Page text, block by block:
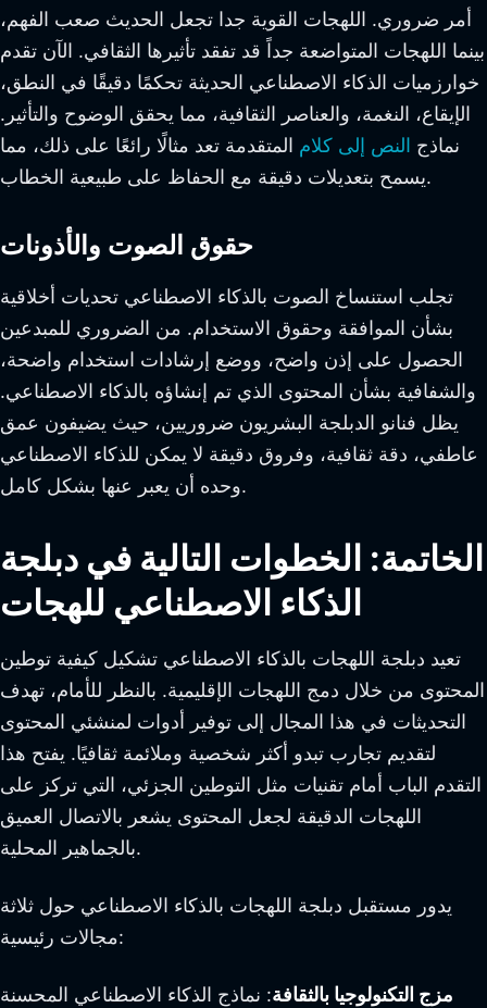
أمر ضروري. اللهجات القوية جدا تجعل الحديث صعب الفهم،
بينما اللهجات المتواضعة جداً قد تفقد تأثيرها الثقافي. الآن تقدم
خوارزميات الذكاء الاصطناعي الحديثة تحكمًا دقيقًا في النطق،
الإيقاع، النغمة، والعناصر الثقافية، مما يحقق الوضوح والتأثير.
نماذج النص إلى كلام المتقدمة تعد مثالًا رائعًا على ذلك، مما
يسمح بتعديلات دقيقة مع الحفاظ على طبيعية الخطاب.
حقوق الصوت والأذونات
تجلب استنساخ الصوت بالذكاء الاصطناعي تحديات أخلاقية
بشأن الموافقة وحقوق الاستخدام. من الضروري للمبدعين
الحصول على إذن واضح، ووضع إرشادات استخدام واضحة،
والشفافية بشأن المحتوى الذي تم إنشاؤه بالذكاء الاصطناعي.
يظل فنانو الدبلجة البشريون ضروريين، حيث يضيفون عمق
عاطفي، دقة ثقافية، وفروق دقيقة لا يمكن للذكاء الاصطناعي
وحده أن يعبر عنها بشكل كامل.
الخاتمة: الخطوات التالية في دبلجة
الذكاء الاصطناعي للهجات
تعيد دبلجة اللهجات بالذكاء الاصطناعي تشكيل كيفية توطين
المحتوى من خلال دمج اللهجات الإقليمية. بالنظر للأمام، تهدف
التحديثات في هذا المجال إلى توفير أدوات لمنشئي المحتوى
لتقديم تجارب تبدو أكثر شخصية وملائمة ثقافيًا. يفتح هذا
التقدم الباب أمام تقنيات مثل التوطين الجزئي، التي تركز على
اللهجات الدقيقة لجعل المحتوى يشعر بالاتصال العميق
بالجماهير المحلية.
يدور مستقبل دبلجة اللهجات بالذكاء الاصطناعي حول ثلاثة
مجالات رئيسية:
مزج التكنولوجيا بالثقافة: نماذج الذكاء الاصطناعي المحسنة